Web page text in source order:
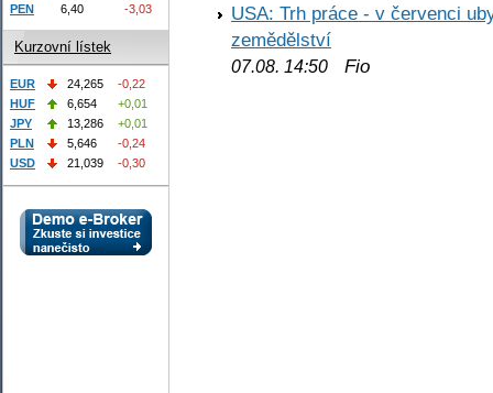
USA: Trh práce - v červenci
zemědělství
07.08. 14:50 Fio
PEN
6,40 -3,03
Kurzovní lístek
EUR 24,265
-0,22
HUF
6,654
+0,01
JPY
13,286
+0,01
PLN
5,646
-0,24
USD
21,039 -0,30